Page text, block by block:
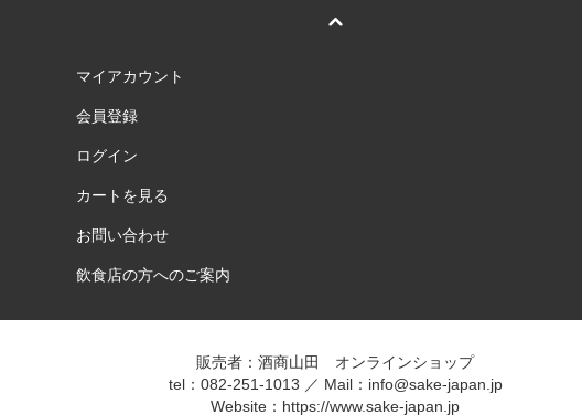
マイアカウント
会員登録
ログイン
カートを見る
お問い合わせ
飲食店の方へのご案内
販売者：酒商山田 オンラインショップ
tel：082-251-1013 ／ Mail：info@sake-japan.jp
Website： https://www.sake-japan.jp